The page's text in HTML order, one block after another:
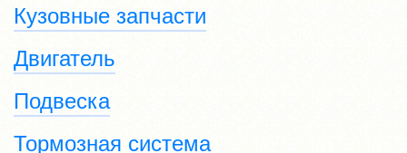
Кузовные запчасти
Двигатель
Подвеска
Тормозная система